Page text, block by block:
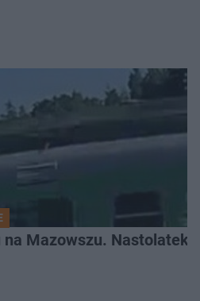
na Mazowszu. Nastolatek